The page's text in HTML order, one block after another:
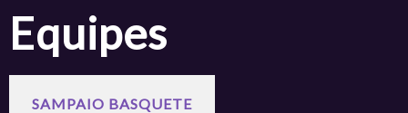
Equipes
SAMPAIO BASQUETE